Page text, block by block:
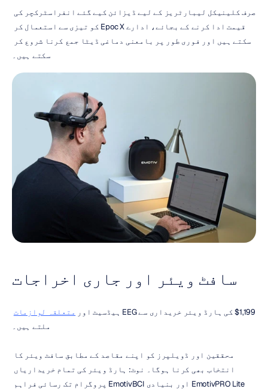
سکتے ہیں۔
سافٹ ویئر اور جاری اخراجات
$1,199 کی ہارڈ ویئر خریداری سے EEG ہیڈسیٹ اور
متعلقہ لوازمات
ملتے ہیں۔